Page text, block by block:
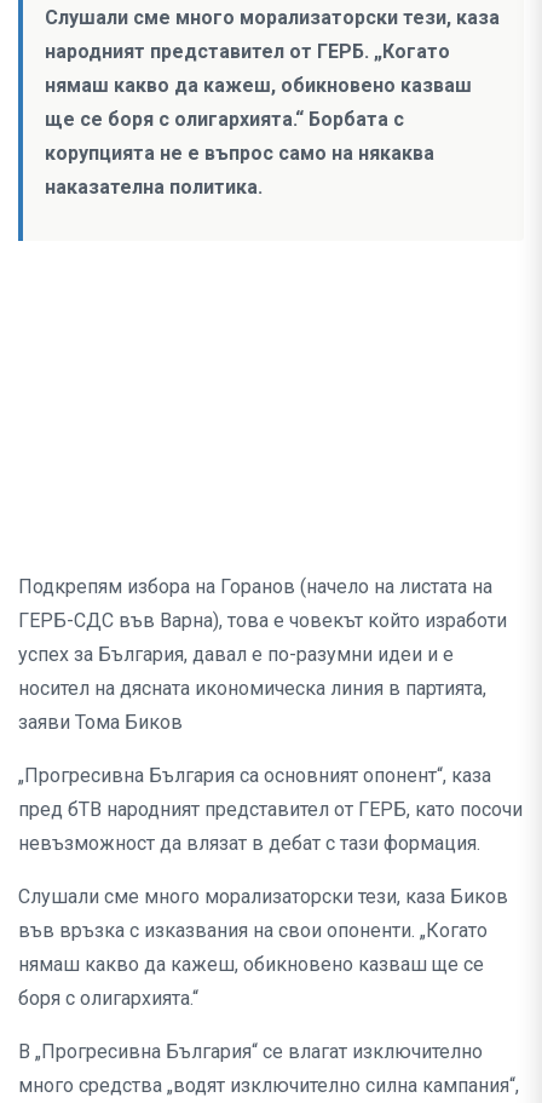
Слушали сме много морализаторски тези, каза
народният представител от ГЕРБ. „Когато
нямаш какво да кажеш, обикновено казваш
ще се боря с олигархията.“ Борбата с
корупцията не е въпрос само на някаква
наказателна политика.
Подкрепям избора на Горанов (начело на листата на
ГЕРБ-СДС във Варна), това е човекът който изработи
успех за България, давал е по-разумни идеи и е
носител на дясната икономическа линия в партията,
заяви Тома Биков
„Прогресивна България са основният опонент“, каза
пред бТВ народният представител от ГЕРБ, като посочи
невъзможност да влязат в дебат с тази формация.
Слушали сме много морализаторски тези, каза Биков
във връзка с изказвания на свои опоненти. „Когато
нямаш какво да кажеш, обикновено казваш ще се
боря с олигархията.“
В „Прогресивна България“ се влагат изключително
много средства „водят изключително силна кампания“,